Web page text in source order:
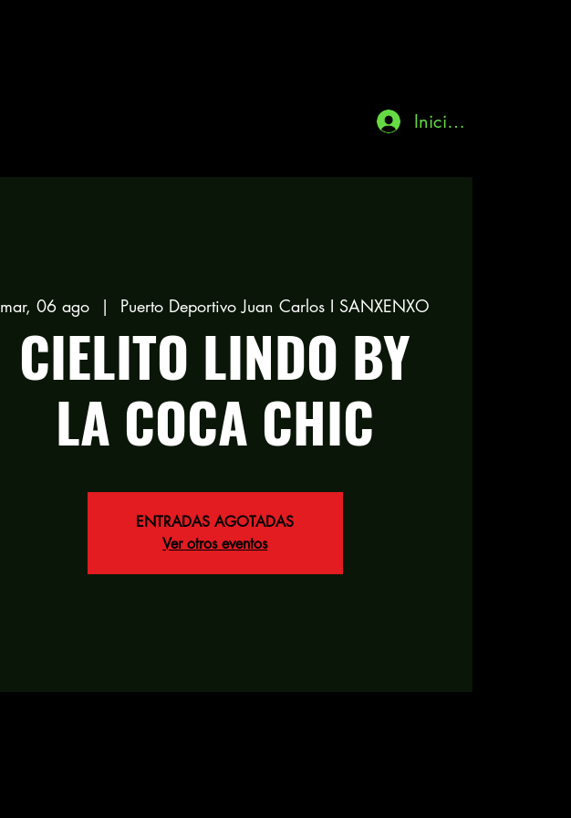
Iniciar sesión
mar, 06 ago
  |
Puerto Deportivo Juan Carlos I SANXENXO
CIELITO LINDO BY
LA COCA CHIC
ENTRADAS AGOTADAS
Ver otros eventos